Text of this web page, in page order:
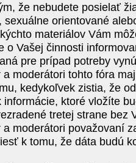
že nebudete posielať
sexuálne orientované
materiálov Vám
o Vašej činnosti
pre prípad potreby
a moderátori tohto fóra
kedykoľvek zistia, že
informácie, ktoré vložíte
tretej strane bez
a moderátori považovaní
k tomu, že dáta budú